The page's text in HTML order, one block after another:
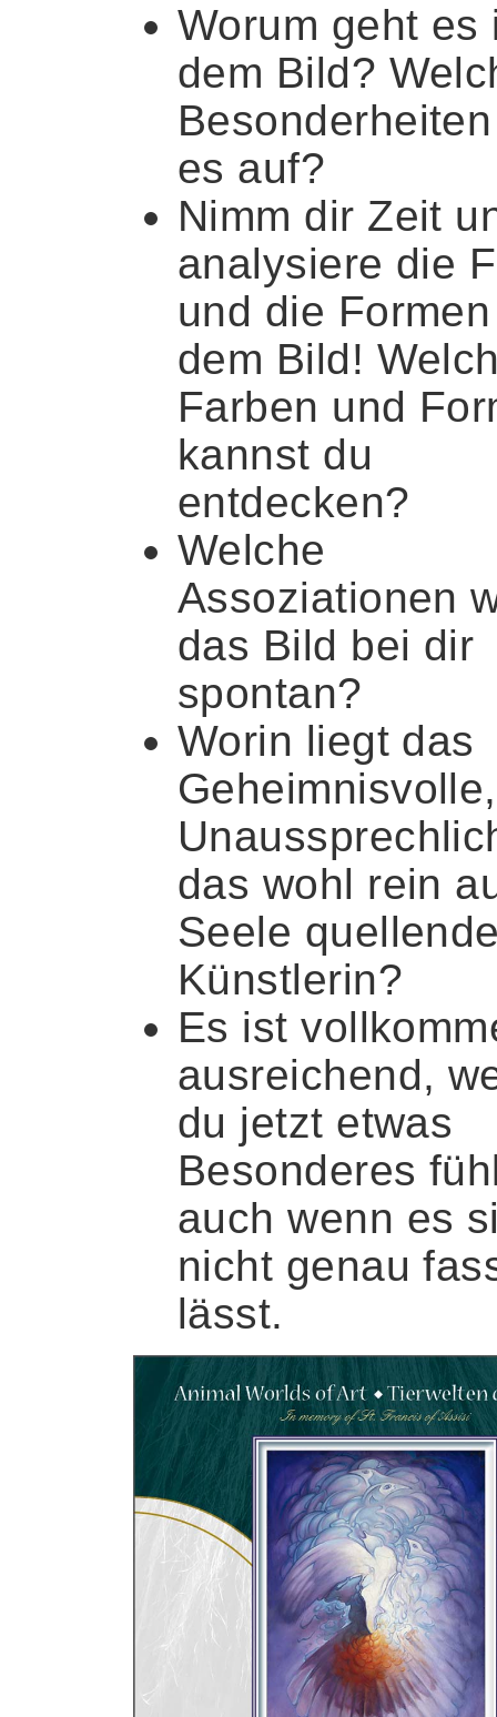
Worum geht es
dem Bild?
es auf?
Nimm dir Zeit
analysiere die
und die
dem Bild!
Farben und
kannst du
entdecken?
Welche
Assoziationen
das Bild bei dir
spontan?
Worin liegt das
Geheimnisvolle,
das wohl rein
Seele
Künstlerin?
Es ist
ausreichend,
du jetzt etwas
Besonderes
auch wenn es
nicht genau
lässt.